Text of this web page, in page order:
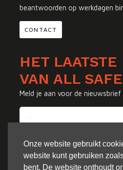
Onze website gebruikt
website kunt gebruiken
bent. De website onthoudt
beantwoorden op werkdagen
CONTACT
HET
VAN ALL
Meld je aan voor de nieuwsbrief